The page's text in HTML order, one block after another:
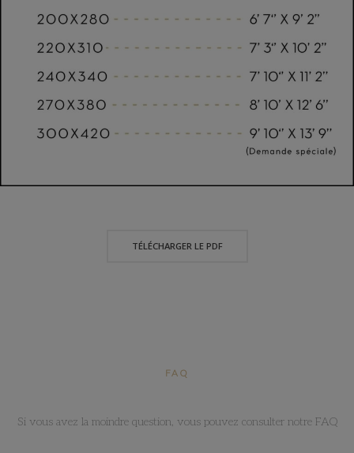
TÉLÉCHARGER LE PDF
FAQ
Si vous avez la moindre question, vous pouvez consulter notre FAQ